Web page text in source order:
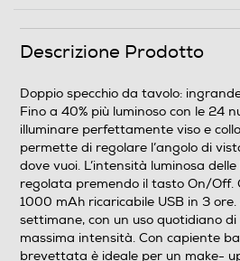
Informazioni sulla sicurezza del
Clicca qui
Descrizione Prodotto
Doppio specchio da tavolo:
Fino a 40% più luminoso con le 24
illuminare perfettamente viso e
permette di regolare l’angolo di
dove vuoi. L’intensità luminosa
regolata premendo il tasto On/Off.
1000 mAh ricaricabile USB in 3
settimane, con un uso quotidiano di
massima intensità. Con capiente
brevettata è ideale per un make-